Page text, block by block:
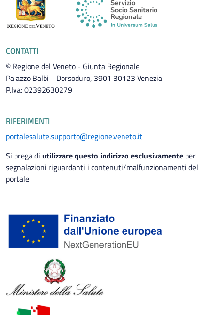
CONTATTI
© Regione del Veneto - Giunta Regionale
Palazzo Balbi - Dorsoduro, 3901 30123 Venezia
P.Iva: 02392630279
RIFERIMENTI
portalesalute.supporto@regione.veneto.it
Si prega di utilizzare questo indirizzo esclusivamente per
segnalazioni riguardanti i contenuti/malfunzionamenti del
portale